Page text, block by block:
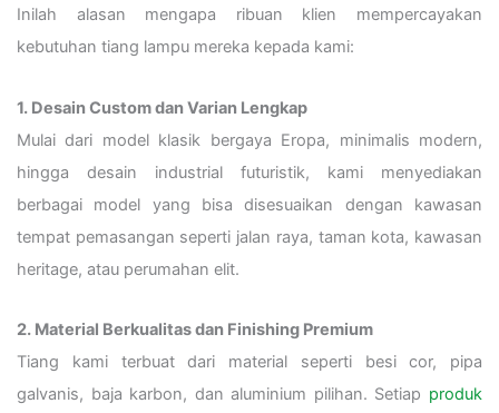
Inilah alasan mengapa ribuan klien mempercayakan
kebutuhan tiang lampu mereka kepada kami:
1. Desain Custom dan Varian Lengkap
Mulai dari model klasik bergaya Eropa, minimalis modern,
hingga desain industrial futuristik, kami menyediakan
berbagai model yang bisa disesuaikan dengan kawasan
tempat pemasangan seperti jalan raya, taman kota, kawasan
heritage, atau perumahan elit.
2. Material Berkualitas dan Finishing Premium
Tiang kami terbuat dari material seperti besi cor, pipa
galvanis, baja karbon, dan aluminium pilihan. Setiap produk